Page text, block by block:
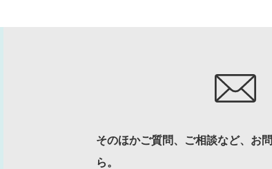
そのほかご質問、ご相談など、お
ら。